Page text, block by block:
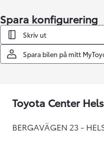
Spara konfigurering
Skriv ut
Spara bilen på mitt
Toyota Center
BERGAVÄGEN 23 -